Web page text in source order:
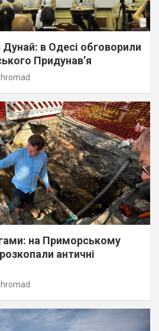
в Одесі обговорили
Придунав’я
на Приморському
античні